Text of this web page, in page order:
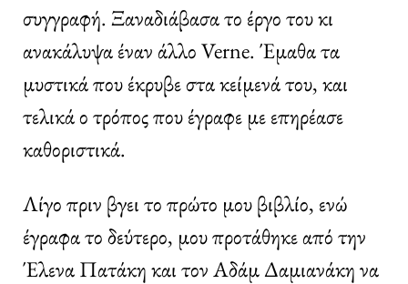
συγγραφή. Ξαναδιάβασα το έργο του κι
ανακάλυψα έναν άλλο Verne. Έμαθα τα
μυστικά που έκρυβε στα κείμενά του, και
τελικά ο τρόπος που έγραφε με επηρέασε
καθοριστικά.
Λίγο πριν βγει το πρώτο μου βιβλίο, ενώ
έγραφα το δεύτερο, μου προτάθηκε από την
Έλενα Πατάκη και τον Αδάμ Δαμιανάκη να